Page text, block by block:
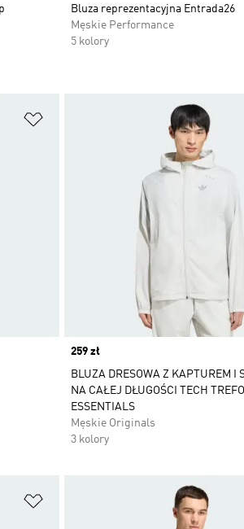
Bluza reprezentacyjna Entrada26
Męskie Performance
5 kolory
Price
259 zł
BLUZA DRESOWA Z KAPTUREM I
NA CAŁEJ DŁUGOŚCI TECH
ESSENTIALS
Męskie Originals
3 kolory